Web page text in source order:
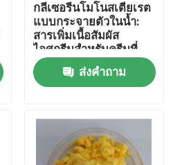
กลีเซอรีนโมโนสเตียเรต
แบบกระจายตัวในน้ำ:
สารเพิ่มเนื้อสัมผัส
ไอศกรีมสำหรับครีมที่
แข็งและเนียน
ส่งคำถาม